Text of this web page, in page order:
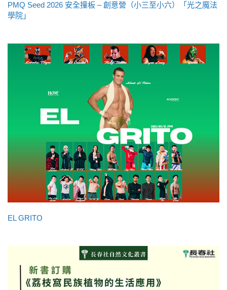
PMQ Seed 2026 安全撞板 – 創意營（小三至小六）「光之魔法
學院」
EL GRITO